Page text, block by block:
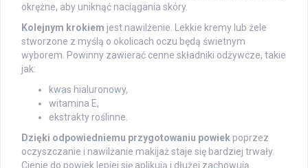
okrężne, aby uniknąć naciągania skóry.
Kolejnym krokiem jest nawilżenie. Lekkie kremy lub żele
stworzone z myślą o okolicach oczu będą świetnym
wyborem. Powinny zawierać cenne składniki odżywcze, takie
jak:
kwas hialuronowy,
witamina E,
ekstrakty roślinne.
Dzięki odpowiedniemu przygotowaniu powiek poprzez
oczyszczanie i nawilżanie makijaż staje się bardziej trwały.
Cienie do powiek lepiej się aplikują i dłużej zachowują